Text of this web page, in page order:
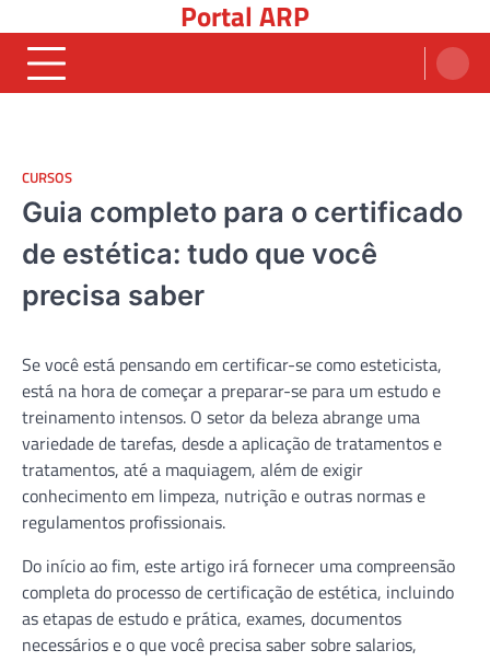
to
content
Portal ARP
CURSOS
Guia completo para o certificado
de estética: tudo que você
precisa saber
Se você está pensando em certificar-se como esteticista,
está na hora de começar a preparar-se para um estudo e
treinamento intensos. O setor da beleza abrange uma
variedade de tarefas, desde a aplicação de tratamentos e
tratamentos, até a maquiagem, além de exigir
conhecimento em limpeza, nutrição e outras normas e
regulamentos profissionais.
Do início ao fim, este artigo irá fornecer uma compreensão
completa do processo de certificação de estética, incluindo
as etapas de estudo e prática, exames, documentos
necessários e o que você precisa saber sobre salarios,